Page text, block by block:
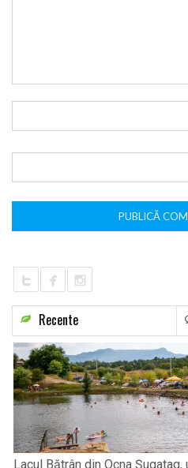
Recente
Lacul Bătrân din Ocna